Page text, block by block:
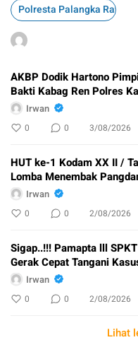
Polresta Palangka Raya
AKBP Dodik Hartono
Bakti Kabag Ren Polres
Irwan
0 0 3/08/2026
HUT ke-1 Kodam XX II /
Lomba Menembak
Irwan
0 0 2/08/2026
Sigap..!!! Pamapta lll
Gerak Cepat Tangani
Irwan
0 0 2/08/2026
Lihat